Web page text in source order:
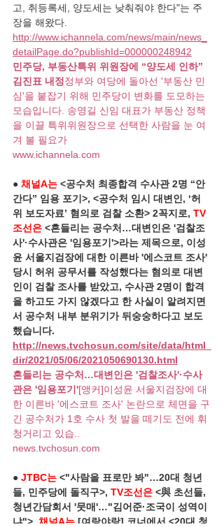
고, 취등록세, 양도세는 낮춰줘야 한다"는 주
장을 해왔다.
http://www.ichannela.com/news/main/news_
detailPage.do?publishId=000000248942
민주당, 부동산특위 위원장에 “양도세 인하”
김진표 내정정부와 여당에 돌아선 '부동산 민
심'을 붙잡기 위해 민주당이 변화를 도모하는
모습입니다. 송영길 신임 대표가 부동산 정책
을 이끌 특위위원장으로 선택한 사람을 눈 여
겨 볼 필요가
www.ichannela.com
● 채널A는 <공수처 최종합격 수사관 2명 “안
간다” 임용 포기>, <공수처 임시 대변인, ‘허
위 보도자료’ 혐의로 검찰 소환> 2꼭지로, TV
조선은 <흔들리는 공수처…대변인은 '검찰조
사'·수사관은 '임용포기'>라는 제목으로, 이성
윤 서울지검장에 대한 이른바 '에스코트 조사'
당시 허위 공무서를 작성했다는 혐의로 대변
인이 검찰 조사를 받았고, 수사관 2명이 합격
을 하고도 가지 않겠다고 한 사실이 알려지면
서 공수처 내부 분위기가 뒤숭숭하다고 보도
했습니다.
http://news.tvchosun.com/site/data/html_
dir/2021/05/06/2021050690130.html
흔들리는 공수처…대변인은 '검찰조사'·수사
관은 '임용포기'[앵커]이성윤 서울지검장에 대
한 이른바 '에스코트 조사' 논란으로 체면을 구
긴 공수처가 1호 수사 첫 발을 떼기도 전에 휘
청거리고 있습..
news.tvchosun.com
● JTBC는 <"사람을 표로만 봐"…20대 청년
들, 민주당에 돌직구>, TV조선은 <與 초선들,
청년간담회서 '뭇매'…"김어준·조국이 성역이
냐">, 채널A는 [여랑야랑] 코너에서 <20대 청